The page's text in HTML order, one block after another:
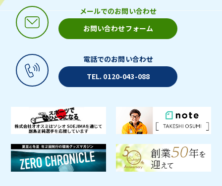
メールでのお問い合わせ
お問い合わせフォーム
電話でのお問い合わせ
TEL. 0120-043-088